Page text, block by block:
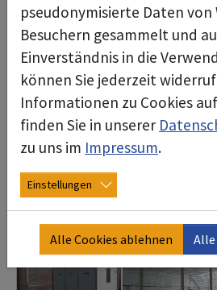
pseudonymisierte Daten von
Besuchern gesammelt und
Einverständnis in die
können Sie jederzeit
Informationen zu Cookies
finden Sie in unserer
zu uns im Impressum.
Einstellungen
Alle Cookies ablehnen